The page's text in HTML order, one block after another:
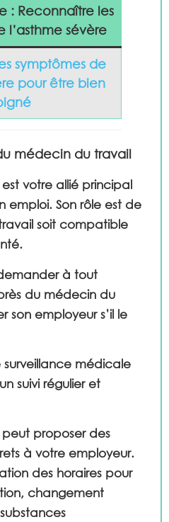
: Reconnaître les
l’asthme sévère
symptômes de
pour être bien
médecin du travail
votre allié principal
emploi. Son rôle est de
soit compatible
à tout
du médecin du
son employeur s’il le
surveillance médicale
suivi régulier et
proposer des
à votre employeur.
des horaires pour
changement